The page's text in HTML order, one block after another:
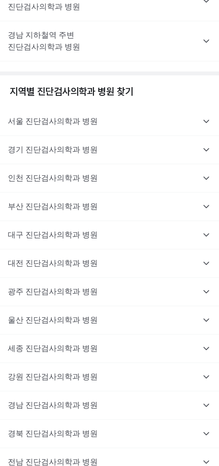
진단검사의학과 병원
경남 지하철역 주변
진단검사의학과 병원
지역별 진단검사의학과 병원 찾기
서울 진단검사의학과 병원
경기 진단검사의학과 병원
인천 진단검사의학과 병원
부산 진단검사의학과 병원
대구 진단검사의학과 병원
대전 진단검사의학과 병원
광주 진단검사의학과 병원
울산 진단검사의학과 병원
세종 진단검사의학과 병원
강원 진단검사의학과 병원
경남 진단검사의학과 병원
경북 진단검사의학과 병원
전남 진단검사의학과 병원